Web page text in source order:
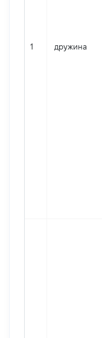
1 дружина